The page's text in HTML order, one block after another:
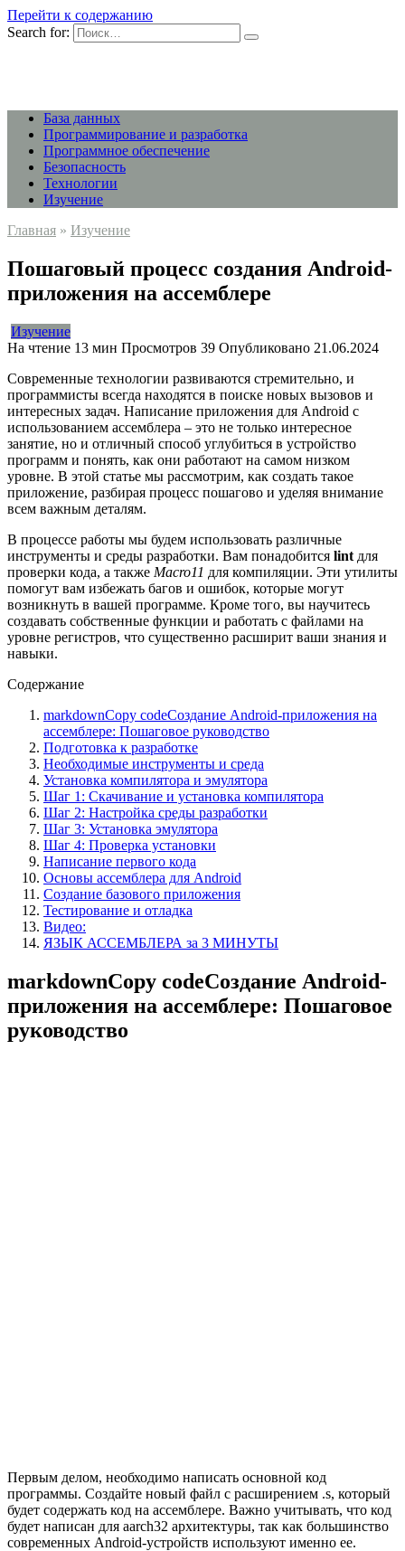
Перейти к содержанию
Search for:
База данных
Программирование и разработка
Программное обеспечение
Безопасность
Технологии
Изучение
Главная » Изучение
Пошаговый процесс создания Android-
приложения на ассемблере
Изучение
На чтение 13 мин Просмотров 39 Опубликовано 21.06.2024
Современные технологии развиваются стремительно, и
программисты всегда находятся в поиске новых вызовов и
интересных задач. Написание приложения для Android с
использованием ассемблера – это не только интересное
занятие, но и отличный способ углубиться в устройство
программ и понять, как они работают на самом низком
уровне. В этой статье мы рассмотрим, как создать такое
приложение, разбирая процесс пошагово и уделяя внимание
всем важным деталям.
В процессе работы мы будем использовать различные
инструменты и среды разработки. Вам понадобится lint для
проверки кода, а также Macro11 для компиляции. Эти утилиты
помогут вам избежать багов и ошибок, которые могут
возникнуть в вашей программе. Кроме того, вы научитесь
создавать собственные функции и работать с файлами на
уровне регистров, что существенно расширит ваши знания и
навыки.
Содержание
markdownCopy codeСоздание Android-приложения на
ассемблере: Пошаговое руководство
Подготовка к разработке
Необходимые инструменты и среда
Установка компилятора и эмулятора
Шаг 1: Скачивание и установка компилятора
Шаг 2: Настройка среды разработки
Шаг 3: Установка эмулятора
Шаг 4: Проверка установки
Написание первого кода
Основы ассемблера для Android
Создание базового приложения
Тестирование и отладка
Видео:
ЯЗЫК АССЕМБЛЕРА за 3 МИНУТЫ
markdownCopy codeСоздание Android-
приложения на ассемблере: Пошаговое
руководство
Первым делом, необходимо написать основной код
программы. Создайте новый файл с расширением .s, который
будет содержать код на ассемблере. Важно учитывать, что код
будет написан для aarch32 архитектуры, так как большинство
современных Android-устройств используют именно ее.